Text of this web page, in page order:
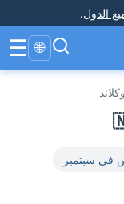
الدول.
🌐
☰
في سبتمبر